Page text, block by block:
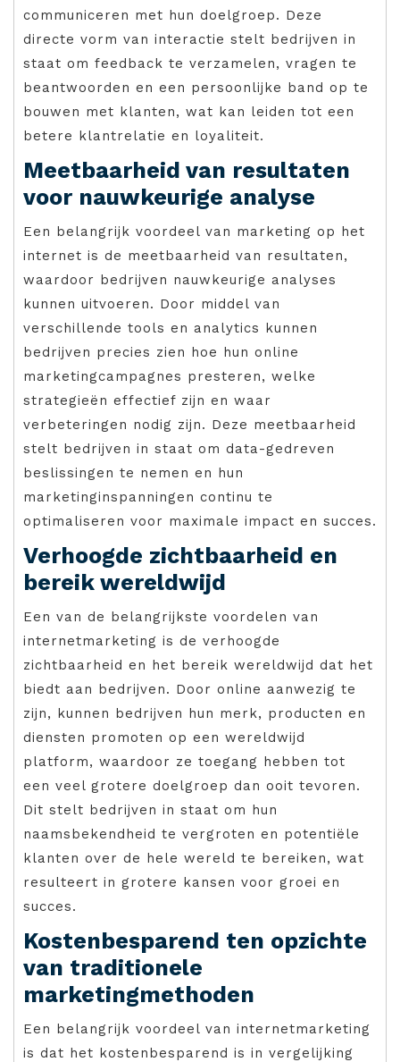
communiceren met hun doelgroep. Deze
directe vorm van interactie stelt bedrijven in
staat om feedback te verzamelen, vragen te
beantwoorden en een persoonlijke band op te
bouwen met klanten, wat kan leiden tot een
betere klantrelatie en loyaliteit.
Meetbaarheid van resultaten
voor nauwkeurige analyse
Een belangrijk voordeel van marketing op het
internet is de meetbaarheid van resultaten,
waardoor bedrijven nauwkeurige analyses
kunnen uitvoeren. Door middel van
verschillende tools en analytics kunnen
bedrijven precies zien hoe hun online
marketingcampagnes presteren, welke
strategieën effectief zijn en waar
verbeteringen nodig zijn. Deze meetbaarheid
stelt bedrijven in staat om data-gedreven
beslissingen te nemen en hun
marketinginspanningen continu te
optimaliseren voor maximale impact en succes.
Verhoogde zichtbaarheid en
bereik wereldwijd
Een van de belangrijkste voordelen van
internetmarketing is de verhoogde
zichtbaarheid en het bereik wereldwijd dat het
biedt aan bedrijven. Door online aanwezig te
zijn, kunnen bedrijven hun merk, producten en
diensten promoten op een wereldwijd
platform, waardoor ze toegang hebben tot
een veel grotere doelgroep dan ooit tevoren.
Dit stelt bedrijven in staat om hun
naamsbekendheid te vergroten en potentiële
klanten over de hele wereld te bereiken, wat
resulteert in grotere kansen voor groei en
succes.
Kostenbesparend ten opzichte
van traditionele
marketingmethoden
Een belangrijk voordeel van internetmarketing
is dat het kostenbesparend is in vergelijking